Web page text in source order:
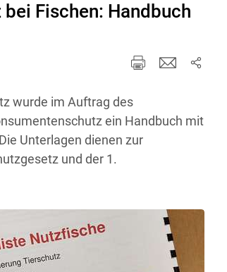
Fischen: Handbuch
wurde im Auftrag des
ein Handbuch mit
Unterlagen dienen zur
und der 1.